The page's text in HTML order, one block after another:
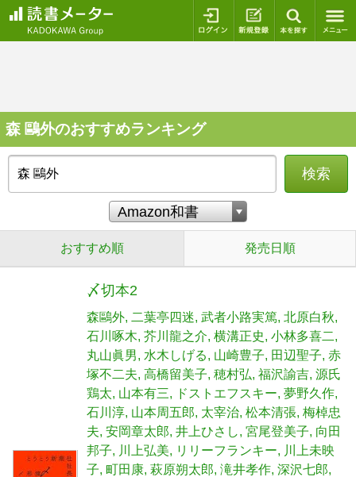
ログイン 新規登録
森 鷗外のおすすめランキング
検索
おすすめ順 発売日順
〆切本2
森鷗外 二葉亭四迷 武者小路実篤 北原白秋
石川啄木 芥川龍之介 横溝正史 小林多喜二
丸山眞男
水木しげる 山崎豊子 田辺聖子 赤
塚不二夫 高橋留美子 穂村弘 福沢諭吉 源氏
鶏太 山本有三 ドストエフスキー 夢野久作
石川淳 山本周五郎 太宰治 松本清張 梅棹忠
夫 安岡章太郎 井上ひさし 宮尾登美子 向田
邦子
川上弘美 リリーフランキー
川上未映
子 町田康 萩原朔太郎 滝井孝作 深沢七郎